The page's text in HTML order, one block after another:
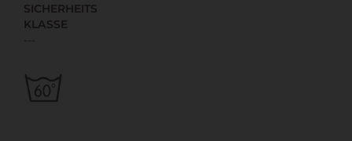
SICHERHEITS
KLASSE